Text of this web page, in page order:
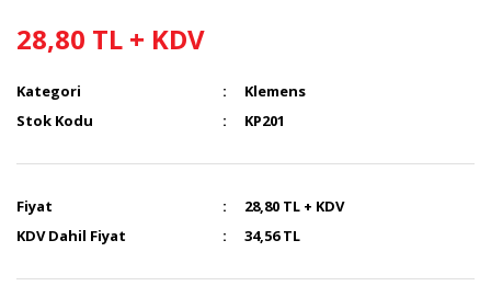
28,80 TL + KDV
Kategori
Klemens
Stok Kodu
KP201
Fiyat
28,80 TL + KDV
KDV Dahil Fiyat
34,56 TL